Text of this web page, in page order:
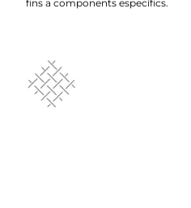
fins a components específics.